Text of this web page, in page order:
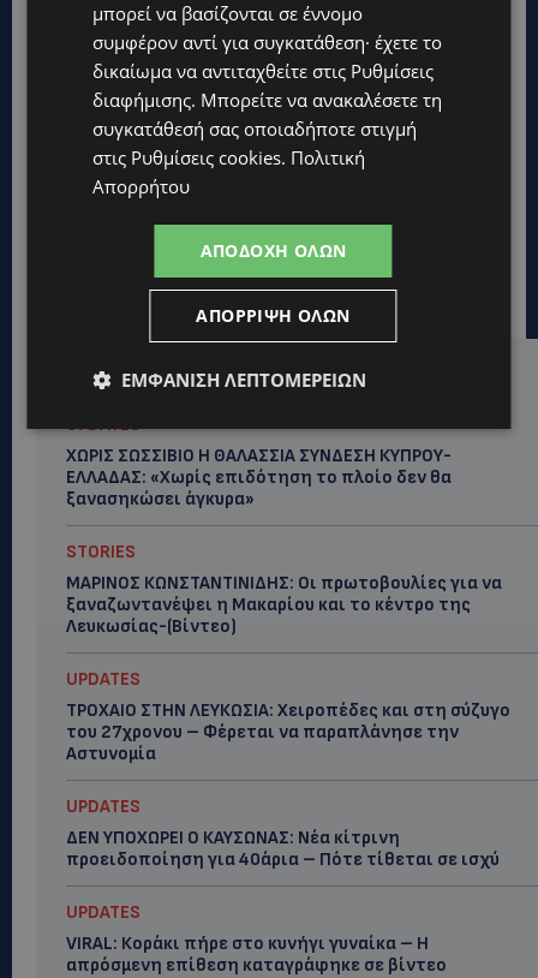
Hot this week
UPDATES
ΧΩΡΙΣ ΣΩΣΣΙΒΙΟ Η ΘΑΛΑΣΣΙΑ ΣΥΝΔΕΣΗ ΚΥΠΡΟΥ-
ΕΛΛΑΔΑΣ: «Χωρίς επιδότηση το πλοίο δεν θα
ξανασηκώσει άγκυρα»
STORIES
ΜΑΡΙΝΟΣ ΚΩΝΣΤΑΝΤΙΝΙΔΗΣ: Οι πρωτοβουλίες για να
ξαναζωντανέψει η Μακαρίου και το κέντρο της
Λευκωσίας-(Βίντεο)
UPDATES
ΤΡΟΧΑΙΟ ΣΤΗΝ ΛΕΥΚΩΣΙΑ: Χειροπέδες και στη σύζυγο
του 27χρονου – Φέρεται να παραπλάνησε την
Αστυνομία
UPDATES
ΔΕΝ ΥΠΟΧΩΡΕΙ Ο ΚΑΥΣΩΝΑΣ: Νέα κίτρινη
προειδοποίηση για 40άρια – Πότε τίθεται σε ισχύ
UPDATES
VIRAL: Κοράκι πήρε στο κυνήγι γυναίκα – Η
απρόσμενη επίθεση καταγράφηκε σε βίντεο
μπορεί να βασίζονται σε έννομο
συμφέρον αντί για συγκατάθεση· έχετε το
δικαίωμα να αντιταχθείτε στις Ρυθμίσεις
διαφήμισης. Μπορείτε να ανακαλέσετε τη
συγκατάθεσή σας οποιαδήποτε στιγμή
στις Ρυθμίσεις cookies. Πολιτική
Απορρήτου
ΑΠΟΔΟΧΉ ΌΛΩΝ
ΑΠΌΡΡΙΨΗ ΌΛΩΝ
ΕΜΦΆΝΙΣΗ ΛΕΠΤΟΜΕΡΕΙΏΝ